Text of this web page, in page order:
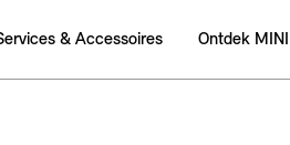
& Accessoires Ontdek MINI